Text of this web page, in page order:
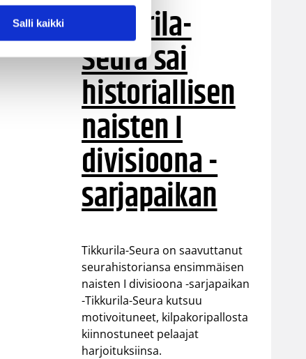
Salli kaikki Tikkurila-
Seura sai
historiallisen
naisten I
divisioona -
sarjapaikan
Tikkurila-Seura on saavuttanut
seurahistoriansa ensimmäisen
naisten I divisioona -sarjapaikan
-Tikkurila-Seura kutsuu
motivoituneet, kilpakoripallosta
kiinnostuneet pelaajat
harjoituksiinsa.